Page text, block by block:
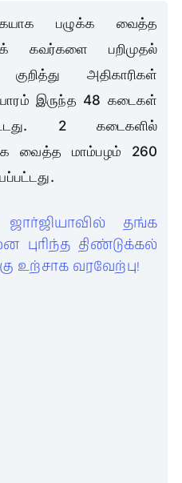
பழுக்க வைத்த
கவர்களை பறிமுதல்
அதிகாரிகள்
இருந்த 48 கடைகள்
2 கடைகளில்
வைத்த மாம்பழம் 260
ஜார்ஜியாவில் தங்க
புரிந்த திண்டுக்கல்
உற்சாக வரவேற்பு!